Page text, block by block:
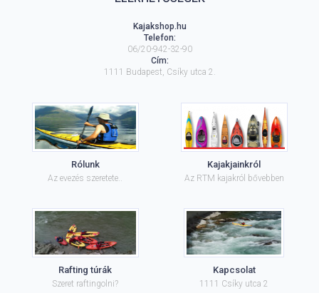
Kajakshop.hu
Telefon:
06/20-942-32-90
Cím:
1111 Budapest Csíky utca 2.
Rólunk
Az evezés szeretete..
Kajakjainkról
Az RTM kajakról bővebben
Rafting túrák
Szeret raftingolni?
Kapcsolat
1111 Csíky utca 2